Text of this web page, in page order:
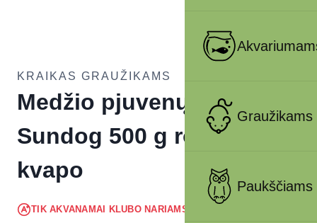
Graužikams
Paukščiams
KRAIKAS GRAUŽIKAMS
Medžio pjuvenų kraikas
Sundog 500 g rožių
kvapo
TIK AKVANAMAI KLUBO NARIAMS 0.94